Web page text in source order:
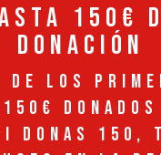
150€
DONACIÓN
DE LOS
150€ DONADOS
DONAS 150,